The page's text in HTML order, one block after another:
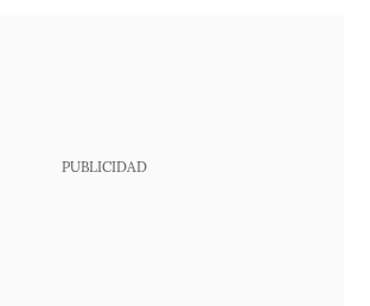
PUBLICIDAD